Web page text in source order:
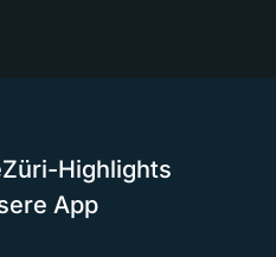
Highlights
App